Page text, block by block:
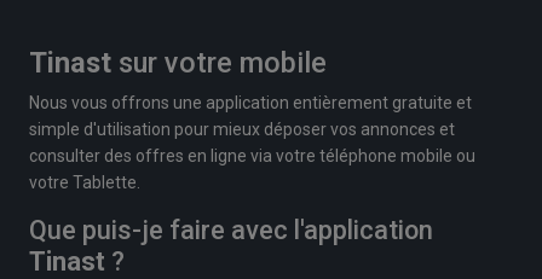
Tinast sur votre mobile
Nous vous offrons une application entièrement gratuite et
simple d'utilisation pour mieux déposer vos annonces et
consulter des offres en ligne via votre téléphone mobile ou
votre Tablette.
Que puis-je faire avec l'application
Tinast ?